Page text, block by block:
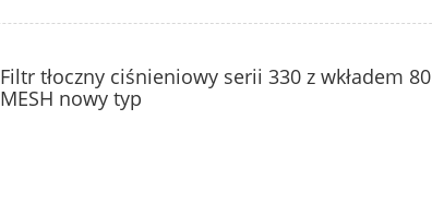
Filtr tłoczny ciśnieniowy serii 330 z wkładem 80
MESH nowy typ